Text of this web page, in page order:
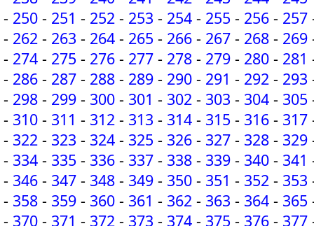
- 250 - 251 - 252 - 253 - 254 - 255 - 256 - 257
- 262 - 263 - 264 - 265 - 266 - 267 - 268 - 269
- 274 - 275 - 276 - 277 - 278 - 279 - 280 - 281
- 286 - 287 - 288 - 289 - 290 - 291 - 292 - 293
- 298 - 299 - 300 - 301 - 302 - 303 - 304 - 305
- 310 - 311 - 312 - 313 - 314 - 315 - 316 - 317
- 322 - 323 - 324 - 325 - 326 - 327 - 328 - 329
- 334 - 335 - 336 - 337 - 338 - 339 - 340 - 341
- 346 - 347 - 348 - 349 - 350 - 351 - 352 - 353
- 358 - 359 - 360 - 361 - 362 - 363 - 364 - 365
- 370 - 371 - 372 - 373 - 374 - 375 - 376 - 377